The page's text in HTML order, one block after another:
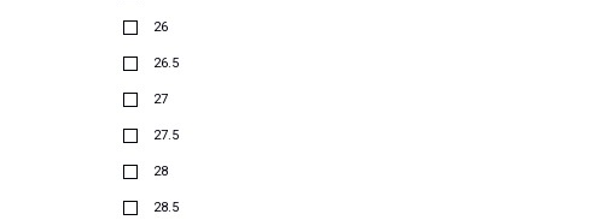
26
26.5
27
27.5
28
28.5